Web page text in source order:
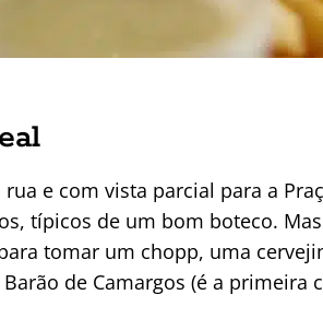
e com vista parcial para a
típicos de um bom boteco.
tomar um chopp, uma
de Camargos (é a primeira